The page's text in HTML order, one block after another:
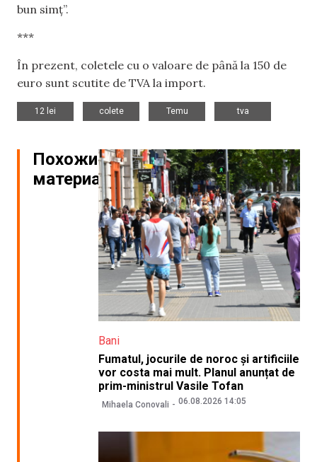
bun simț”.
***
În prezent, coletele cu o valoare de până la 150 de
euro sunt scutite de TVA la import.
12 lei
colete
Temu
tva
Похожие
материалы
Bani
Fumatul, jocurile de noroc și artificiile
vor costa mai mult. Planul anunțat de
prim-ministrul Vasile Tofan
Mihaela Conovali 06.08.2026 14:05